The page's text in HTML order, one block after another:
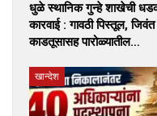
धुळे स्थानिक गुन्हे शाखेची
कारवाई : गावठी पिस्तूल, जिवंत
काडतूसासह पारोळ्यातील…
खान्देश